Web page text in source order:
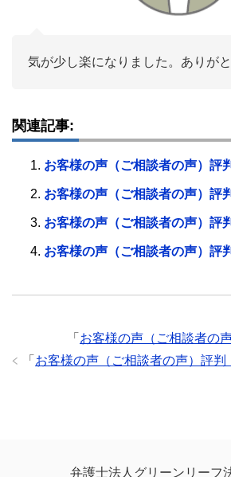
気が少し楽になりました。ありが
関連記事:
お客様の声（ご相談者の声）評
お客様の声（ご相談者の声）評
お客様の声（ご相談者の声）評
お客様の声（ご相談者の声）評
「 お客様の声（ご相談者の
「 お客様の声（ご相談者の声）評判
弁護士法人グリーンリーフ